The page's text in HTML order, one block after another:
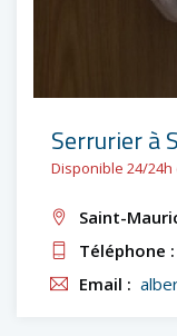
Serrurier à
Disponible 24/24h
Saint-
Téléphone :
Email :